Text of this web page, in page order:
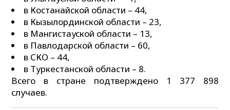
в Костанайской области – 44,
в Кызылординской области – 23,
в Мангистауской области – 13,
в Павлодарской области – 60,
в СКО – 44,
в Туркестанской области – 8.
Всего в стране подтверждено 1 377 898
случаев.